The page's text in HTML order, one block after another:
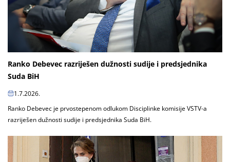
Ranko Debevec razriješen dužnosti sudije i predsjednika
Suda BiH
1.7.2026.
Ranko Debevec je prvostepenom odlukom Disciplinke komisije VSTV-a
razriješen dužnosti sudije i predsjednika Suda BiH.